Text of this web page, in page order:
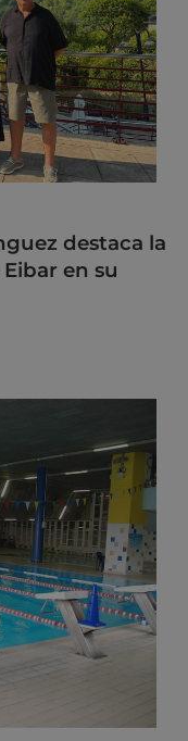
destaca la
en su